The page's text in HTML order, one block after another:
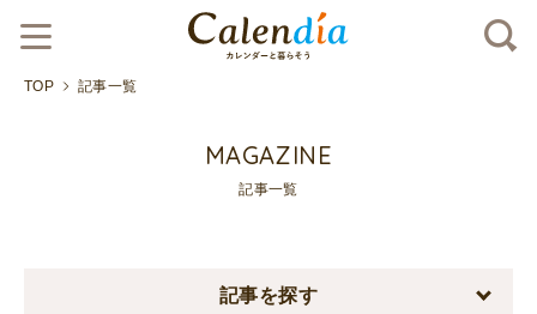
TOP 記事一覧
MAGAZINE
記事一覧
記事を探す